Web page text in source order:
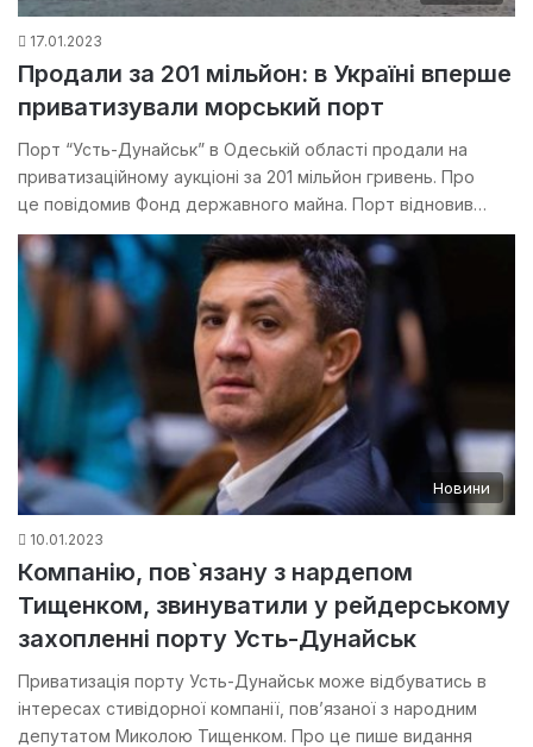
17.01.2023
Продали за 201 мільйон: в Україні вперше
приватизували морський порт
Порт “Усть-Дунайськ” в Одеській області продали на
приватизаційному аукціоні за 201 мільйон гривень. Про
це повідомив Фонд державного майна. Порт відновив…
Новини
10.01.2023
Компанію, пов`язану з нардепом
Тищенком, звинуватили у рейдерському
захопленні порту Усть-Дунайськ
Приватизація порту Усть-Дунайськ може відбуватись в
інтересах стивідорної компанії, пов’язаної з народним
депутатом Миколою Тищенком. Про це пише видання